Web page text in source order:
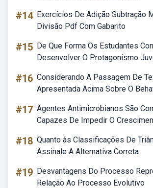
#14 Exercícios De Adição Subtração
Divisão Pdf Com Gabarito
#15 De Que Forma Os Estudantes
Desenvolver O Protagonismo
#16 Considerando A Passagem De
Apresentada Acima Sobre O
#17 Agentes Antimicrobianos São
Capazes De Impedir O
#18 Quanto às Classificações De
Assinale A Alternativa Correta
#19 Desvantagens Do Processo
Relação Ao Processo Evolutivo